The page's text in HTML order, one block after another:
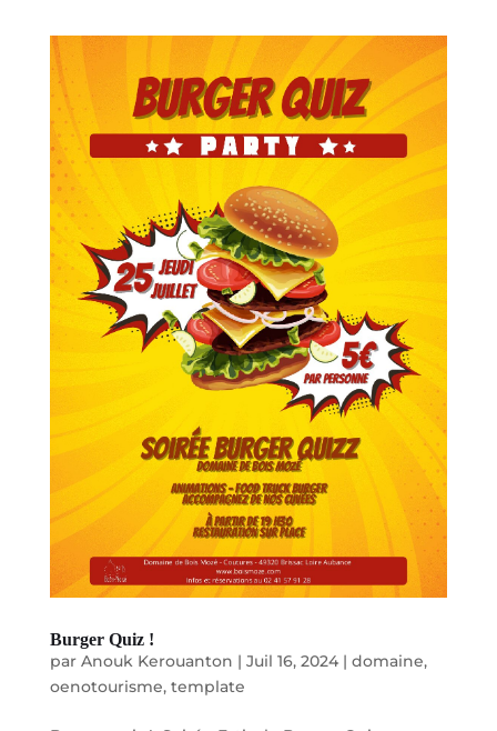
Burger Quiz !
par Anouk Kerouanton | Juil 16, 2024| domaine,
oenotourisme, template